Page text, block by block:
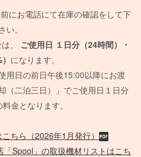
にお電話にて在庫の確認をして下
さい。
、 ご使用日 １日分（24時間）・
になります。
用日の前日午後15:00以降にお渡
（二泊三日）」でご使用日１日分
料金となります。
ちら（2026年1月発行）
Spool」の取扱機材リストはこち